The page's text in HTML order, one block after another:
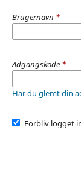
Brugernavn *
Adgangskode *
Har du glemt din
Forbliv logget